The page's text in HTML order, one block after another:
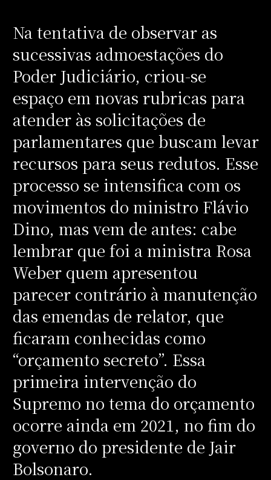
Na tentativa de observar as
sucessivas admoestações do
Poder Judiciário, criou-se
espaço em novas rubricas para
atender às solicitações de
parlamentares que buscam levar
recursos para seus redutos. Esse
processo se intensifica com os
movimentos do ministro Flávio
Dino, mas vem de antes: cabe
lembrar que foi a ministra Rosa
Weber quem apresentou
parecer contrário à manutenção
das emendas de relator, que
ficaram conhecidas como
“orçamento secreto”. Essa
primeira intervenção do
Supremo no tema do orçamento
ocorre ainda em 2021, no fim do
governo do presidente de Jair
Bolsonaro.